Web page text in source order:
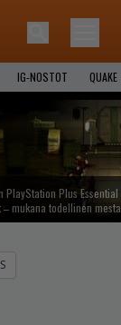
IG-NOSTOT QUAKE
PlayStation Plus
– mukana todellinen